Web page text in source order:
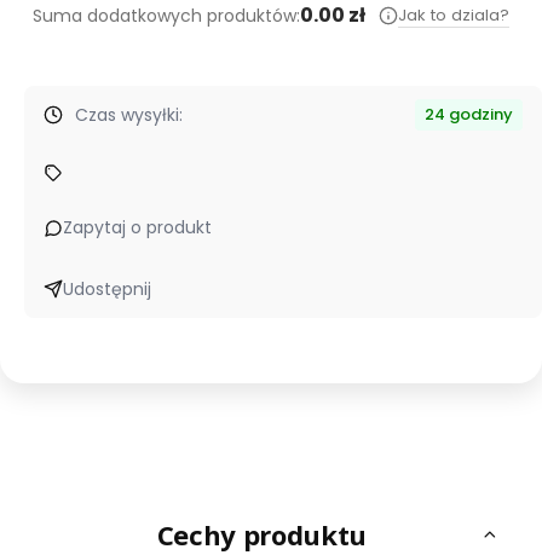
Suma dodatkowych produktów:0.00 zł Jak to dziala?
Czas wysyłki: 24 godziny
Zapytaj o produkt
Udostępnij
Cechy produktu